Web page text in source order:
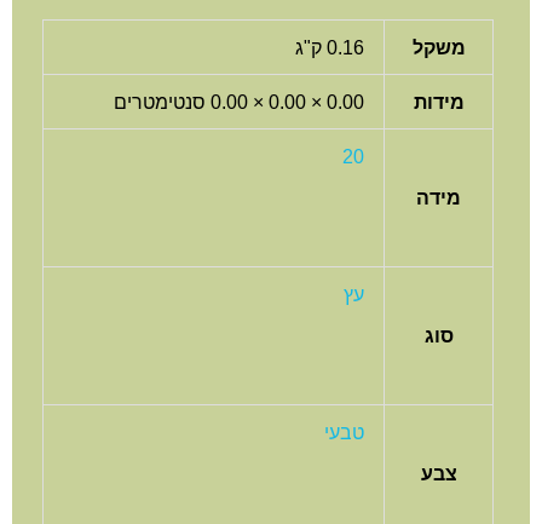
משקל 0.16 ק"ג
מידות 0.00 × 0.00 × 0.00 סנטימטרים
מידה
20
סוג
עץ
צבע
טבעי